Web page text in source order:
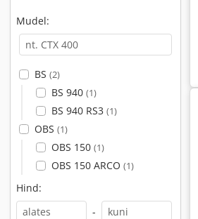
Mudel:
BS (2)
BS 940 (1)
BS 940 RS3 (1)
OBS (1)
OBS 150 (1)
OBS 150 ARCO (1)
Hind:
-